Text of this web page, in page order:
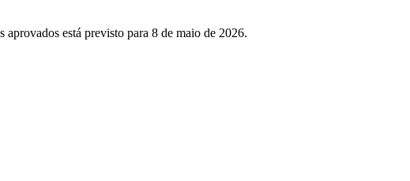
está previsto para 8 de maio de 2026.